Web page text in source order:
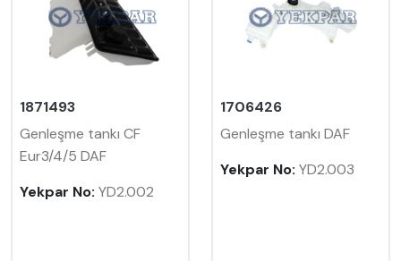
1871493
Genleşme tankı CF
Eur3/4/5 DAF
Yekpar No: YD2.002
1706426
Genleşme tankı DAF
Yekpar No: YD2.003